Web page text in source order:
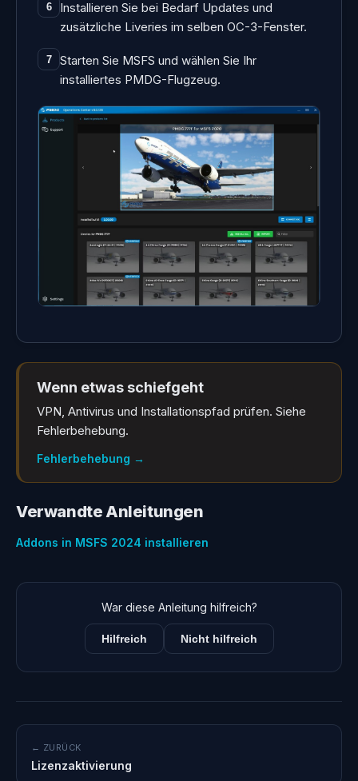
6
Installieren Sie bei Bedarf Updates und
zusätzliche Liveries im selben OC-3-Fenster.
7
Starten Sie MSFS und wählen Sie Ihr
installiertes PMDG-Flugzeug.
Wenn etwas schiefgeht
VPN, Antivirus und Installationspfad prüfen. Siehe
Fehlerbehebung.
Fehlerbehebung →
Verwandte Anleitungen
Addons in MSFS 2024 installieren
War diese Anleitung hilfreich?
Hilfreich Nicht hilfreich
← ZURÜCK
Lizenzaktivierung